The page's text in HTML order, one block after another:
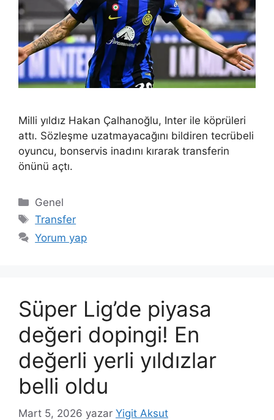
Milli yıldız Hakan Çalhanoğlu, Inter ile köprüleri
attı. Sözleşme uzatmayacağını bildiren tecrübeli
oyuncu, bonservis inadını kırarak transferin
önünü açtı.
Kategoriler
Genel
Etiketler
Transfer
Yorum yap
Süper Lig’de piyasa
değeri dopingi! En
değerli yerli yıldızlar
belli oldu
Mart 5, 2026 yazar Yigit Aksut